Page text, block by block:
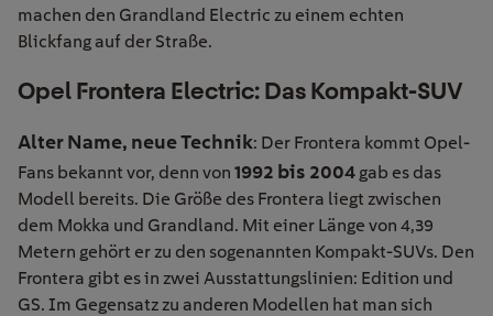
machen den Grandland Electric zu einem echten
Blickfang auf der Straße.
Opel Frontera Electric: Das Kompakt-SUV
Alter Name, neue Technik: Der Frontera kommt Opel-
Fans bekannt vor, denn von 1992 bis 2004 gab es das
Modell bereits. Die Größe des Frontera liegt zwischen
dem Mokka und Grandland. Mit einer Länge von 4,39
Metern gehört er zu den sogenannten Kompakt-SUVs. Den
Frontera gibt es in zwei Ausstattungslinien: Edition und
GS. Im Gegensatz zu anderen Modellen hat man sich